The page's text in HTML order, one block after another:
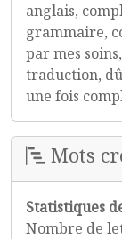
anglais,
grammaire,
par mes
traduction,
une fois
Mots
Statistiques
Nombre de